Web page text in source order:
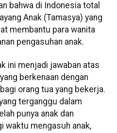
bahwa di Indonesia total
Anak (Tamasya) yang
membantu para wanita
pengasuhan anak.
ini menjadi jawaban atas
berkenaan dengan
orang tua yang bekerja.
terganggu dalam
punya anak dan
waktu mengasuh anak,